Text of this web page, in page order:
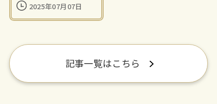
2025年07月07日
記事一覧はこちら